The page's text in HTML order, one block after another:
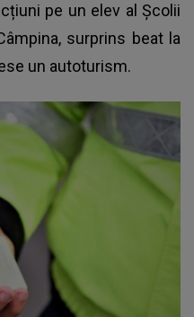
pe un elev al Școlii
surprins beat la
un autoturism.